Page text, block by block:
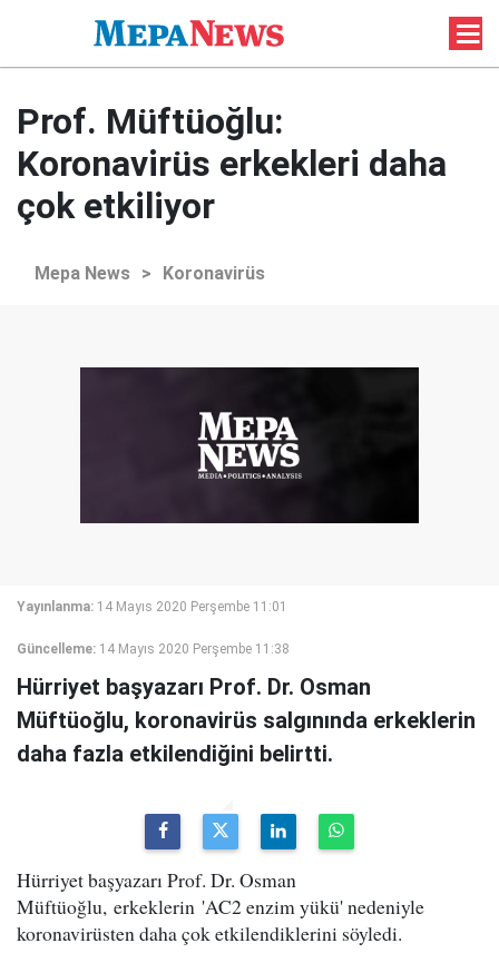
Prof. Müftüoğlu:
Koronavirüs erkekleri daha
çok etkiliyor
Mepa News > Koronavirüs
Yayınlanma: 14 Mayıs 2020 Perşembe 11:01
Güncelleme: 14 Mayıs 2020 Perşembe 11:38
Hürriyet başyazarı Prof. Dr. Osman
Müftüoğlu, koronavirüs salgınında erkeklerin
daha fazla etkilendiğini belirtti.
Hürriyet başyazarı Prof. Dr. Osman
Müftüoğlu, erkeklerin 'AC2 enzim yükü' nedeniyle
koronavirüsten daha çok etkilendiklerini söyledi.